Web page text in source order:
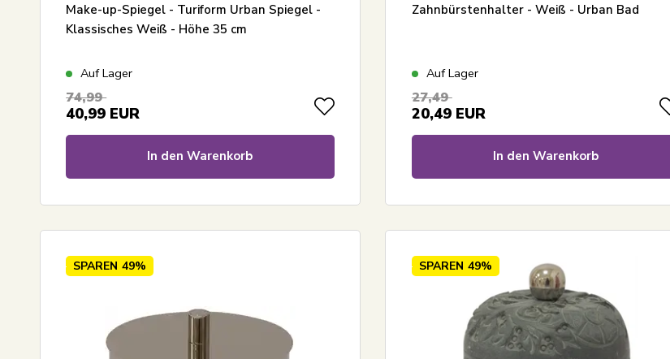
Make-up-Spiegel - Turiform Urban Spiegel -
Klassisches Weiß - Höhe 35 cm
Auf Lager
74,99
40,99 EUR
In den Warenkorb
Zahnbürstenhalter - Weiß - Urban Bad
Auf Lager
27,49
20,49 EUR
In den Warenkorb
SPAREN 49% SPAREN 49%